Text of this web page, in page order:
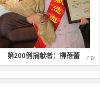
第200例捐献者：柳蓓蕾